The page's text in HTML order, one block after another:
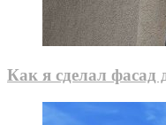
Как я сделал фасад